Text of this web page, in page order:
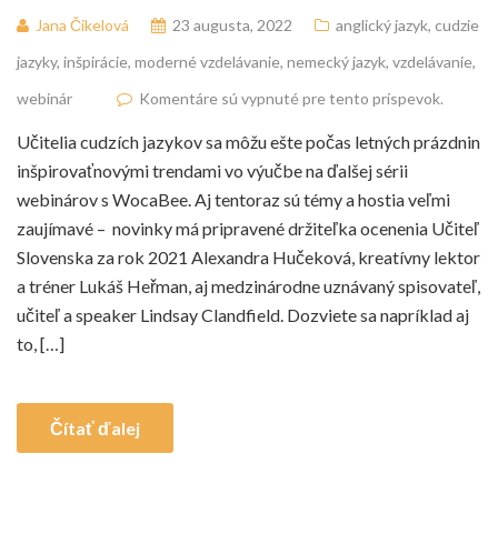
Jana Čikelová 23 augusta, 2022 anglický jazyk, cudzie
jazyky, inšpirácie, moderné vzdelávanie, nemecký jazyk, vzdelávanie,
webinár
Komentáre sú vypnuté pre tento príspevok.
Učitelia cudzích jazykov sa môžu ešte počas letných prázdnin
inšpirovaťnovými trendami vo výučbe na ďalšej sérii
webinárov s WocaBee. Aj tentoraz sú témy a hostia veľmi
zaujímavé – novinky má pripravené držiteľka ocenenia Učiteľ
Slovenska za rok 2021 Alexandra Hučeková, kreatívny lektor
a tréner Lukáš Heřman, aj medzinárodne uznávaný spisovateľ,
učiteľ a speaker Lindsay Clandfield. Dozviete sa napríklad aj
to, […]
Čítať ďalej